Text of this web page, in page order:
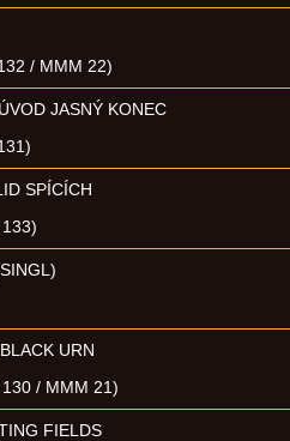
/ MMM 22)
JASNÝ KONEC
SPÍCÍCH
URN
/ MMM 21)
FIELDS